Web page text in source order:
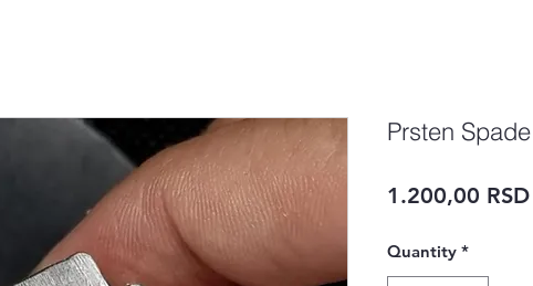
Prsten Spade
1.200,00 RSD
Quantity *